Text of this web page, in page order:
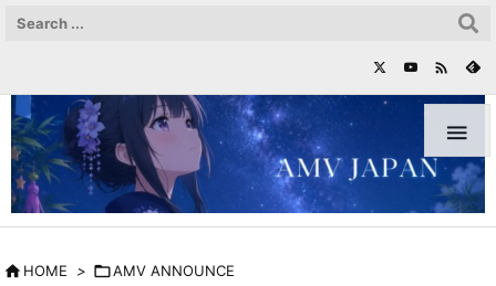


HOME > AMV ANNOUNCE